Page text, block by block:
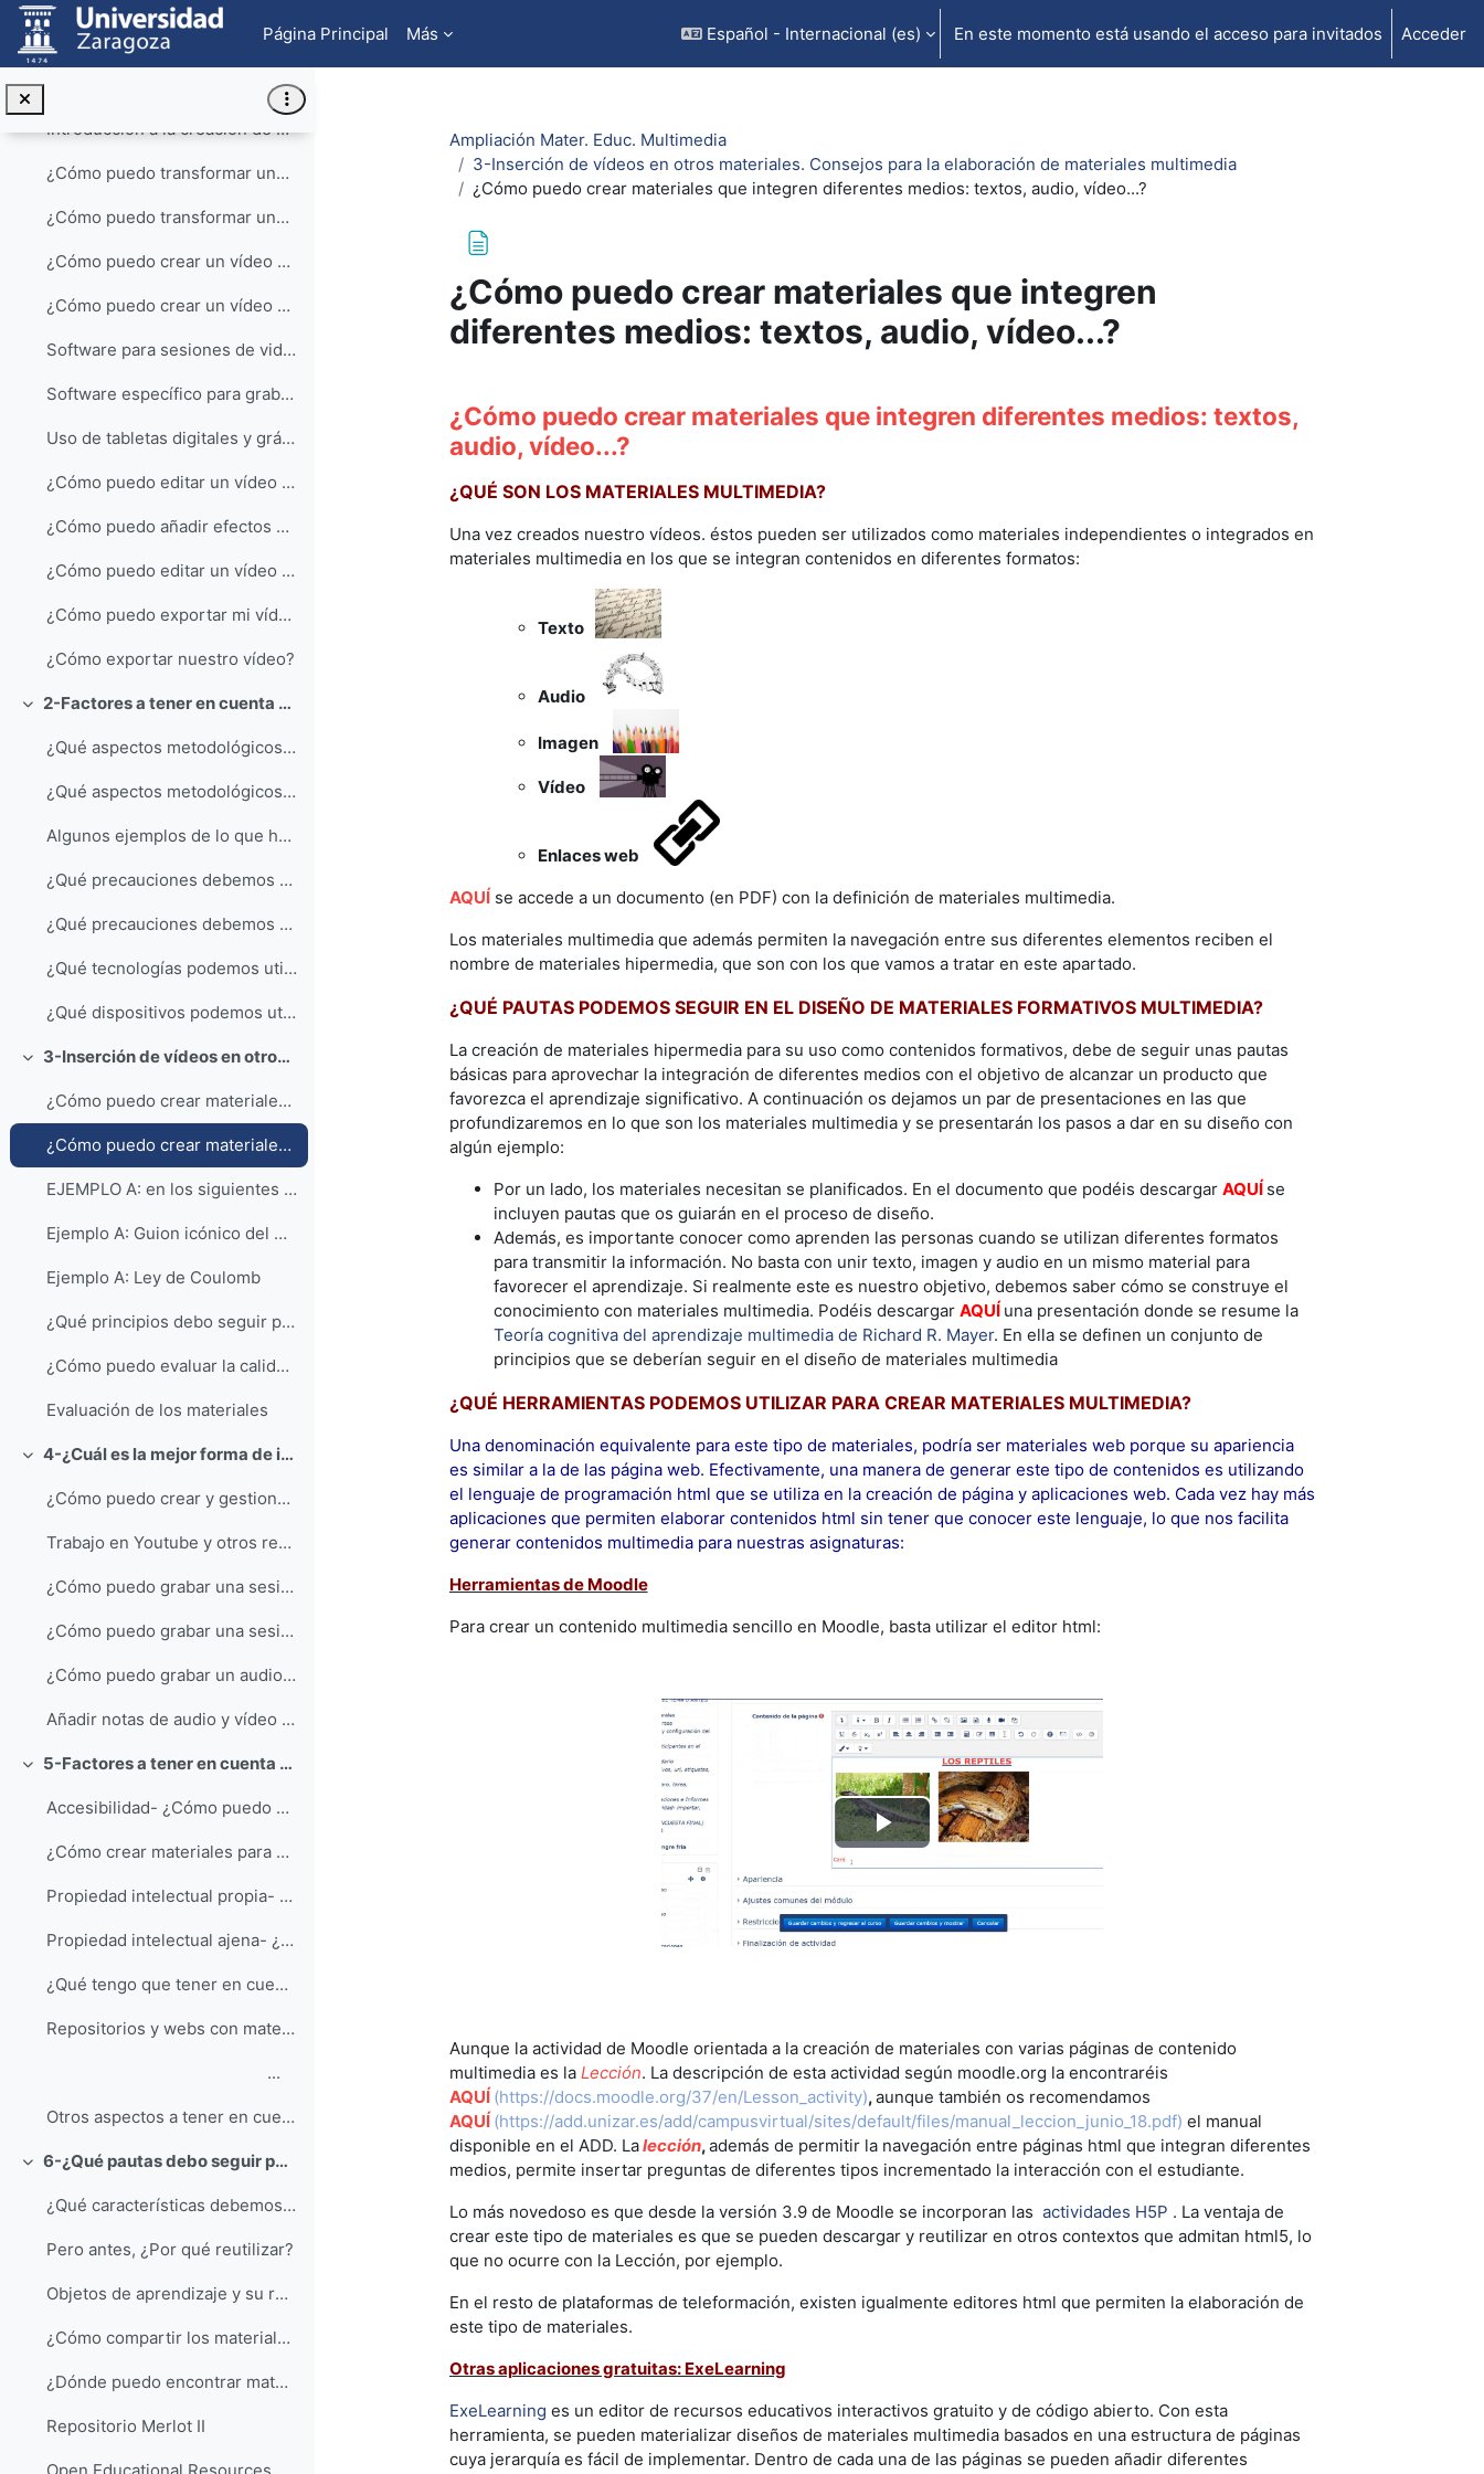
Salta al contenido principal
Página Principal
Más Español - Internacional ‎(es)‎ En este momento está usando el acceso para invitados Acceder
Cómo CITAR el material de este curso
Colapsar 1-¿Como puedo crear vídeos a partir de mis materiales digitales?
Introducción a la creación de materiales audiovisuales
¿Cómo puedo transformar una presentación .ppt en u...
¿Cómo puedo transformar una presentación .ppt en un vídeo con mi voz?
¿Cómo puedo crear un vídeo de la pantalla del orde...
¿Cómo puedo crear un vídeo de la pantalla del ordenador en el que se incluya mi voz y mi imagen con la webcam?
Software para sesiones de videoconferencia
Software específico para grabación del escritorio del ordenador
Uso de tabletas digitales y gráficas
¿Cómo puedo editar un vídeo previamente creado par...
¿Cómo puedo añadir efectos a mi vídeo?
¿Cómo puedo editar un vídeo previamente creado y añadir una locución?
¿Cómo puedo exportar mi vídeo?
¿Cómo exportar nuestro vídeo?
Colapsar 2-Factores a tener en cuenta a la hora de crear un vídeo personal o grabar una clase
¿Qué aspectos metodológicos tengo que tener en cue...
¿Qué aspectos metodológicos tengo que tener en cuenta para hacer una grabación?
Algunos ejemplos de lo que hay y no hay que hacer
¿Qué precauciones debemos tomar antes de grabar un...
¿Qué precauciones debemos tomar antes de grabar un vídeo con estudiantes u otras personas? incluir permiso de grabación
¿Qué tecnologías podemos utilizar para la grabació...
¿Qué dispositivos podemos utilizar para la grabación de nuestros vídeos personales o de una clase?
Colapsar 3-Inserción de vídeos en otros materiales. Consejos para la elaboración de materiales multimedia
¿Cómo puedo crear materiales que integren diferent...
¿Cómo puedo crear materiales que integren diferentes medios: textos, audio, vídeo...?
EJEMPLO A: en los siguientes documentos se incluye...
Ejemplo A: Guion icónico del material Ley de Coulomb
Ejemplo A: Ley de Coulomb
¿Qué principios debo seguir para facilitar el uso de estos materiales multimedia?
¿Cómo puedo evaluar la calidad de estos materiales...
Evaluación de los materiales
Colapsar 4-¿Cuál es la mejor forma de incluir un vídeo en mi curso de Moodle?
¿Cómo puedo crear y gestionar canales en YouTube? ...
Trabajo en Youtube y otros repositorios remotos
¿Cómo puedo grabar una sesión tutorial con los alu...
¿Cómo puedo grabar una sesión tutorial con los alumnos de mi asignatura dentro de mi curso Moodle?
¿Cómo puedo grabar un audio o un vídeo directament...
Añadir notas de audio y vídeo directamente en el material que generamos en Moodle
Colapsar 5-Factores a tener en cuenta a la hora de realizar materiales formativos multimedia
Accesibilidad- ¿Cómo puedo crear materiales que pu...
¿Cómo crear materiales para que puedan ser utilizados por personas con problemas visuales o de audición?
Propiedad intelectual propia- ¿Cómo puedo proteger...
Propiedad intelectual ajena- ¿Qué tengo que tener ...
¿Qué tengo que tener en cuenta para respetar la propiedad intelectual?
Repositorios y webs con materiales abiertos (Música e Imágenes)
...
Otros aspectos a tener en cuenta en la creación de materiales formativos
Colapsar 6-¿Qué pautas debo seguir para que mis materiales se puedan reutilizar?
¿Qué características debemos proporcionar a los ma...
Pero antes, ¿Por qué reutilizar?
Objetos de aprendizaje y su reutilización
¿Cómo compartir los materiales que genero en Moodle?
¿Dónde puedo encontrar materiales docentes digital...
Repositorio Merlot II
Ampliación Mater. Educ. Multimedia
3-Inserción de vídeos en otros materiales. Consejos para la elaboración de materiales multimedia
¿Cómo puedo crear materiales que integren diferentes medios: textos, audio, vídeo...?
¿Cómo puedo crear materiales que integren
diferentes medios: textos, audio, vídeo...?
¿Cómo puedo crear materiales que integren diferentes medios: textos,
audio, vídeo...?
¿QUÉ SON LOS MATERIALES MULTIMEDIA?
Una vez creados nuestro vídeos. éstos pueden ser utilizados como materiales independientes o integrados en
materiales multimedia en los que se integran contenidos en diferentes formatos:
Texto
Audio
Imagen
Vídeo
Enlaces web
AQUÍ se accede a un documento (en PDF) con la definición de materiales multimedia.
Los materiales multimedia que además permiten la navegación entre sus diferentes elementos reciben el
nombre de materiales hipermedia, que son con los que vamos a tratar en este apartado.
¿QUÉ PAUTAS PODEMOS SEGUIR EN EL DISEÑO DE MATERIALES FORMATIVOS MULTIMEDIA?
La creación de materiales hipermedia para su uso como contenidos formativos, debe de seguir unas pautas
básicas para aprovechar la integración de diferentes medios con el objetivo de alcanzar un producto que
favorezca el aprendizaje significativo. A continuación os dejamos un par de presentaciones en las que
profundizaremos en lo que son los materiales multimedia y se presentarán los pasos a dar en su diseño con
algún ejemplo:
Por un lado, los materiales necesitan se planificados. En el documento que podéis descargar AQUÍ se
incluyen pautas que os guiarán en el proceso de diseño.
Además, es importante conocer como aprenden las personas cuando se utilizan diferentes formatos
para transmitir la información. No basta con unir texto, imagen y audio en un mismo material para
favorecer el aprendizaje. Si realmente este es nuestro objetivo, debemos saber cómo se construye el
conocimiento con materiales multimedia. Podéis descargar AQUÍ una presentación donde se resume la
Teoría cognitiva del aprendizaje multimedia de Richard R. Mayer. En ella se definen un conjunto de
principios que se deberían seguir en el diseño de materiales multimedia
¿QUÉ HERRAMIENTAS PODEMOS UTILIZAR PARA CREAR MATERIALES MULTIMEDIA?
Una denominación equivalente para este tipo de materiales, podría ser materiales web porque su apariencia
es similar a la de las página web. Efectivamente, una manera de generar este tipo de contenidos es utilizando
el lenguaje de programación html que se utiliza en la creación de página y aplicaciones web. Cada vez hay más
aplicaciones que permiten elaborar contenidos html sin tener que conocer este lenguaje, lo que nos facilita
generar contenidos multimedia para nuestras asignaturas:
Herramientas de Moodle
Para crear un contenido multimedia sencillo en Moodle, basta utilizar el editor html:
Reproducir
Aunque la actividad de Moodle orientada a la creación de materiales con varias páginas de contenido
multimedia es la Lección. La descripción de esta actividad según moodle.org la encontraréis
AQUÍ (https://docs.moodle.org/37/en/Lesson_activity),aunque también os recomendamos
AQUÍ (https://add.unizar.es/add/campusvirtual/sites/default/files/manual_leccion_junio_18.pdf) el manual
disponible en el ADD. Lalección,además de permitir la navegación entre páginas html que integran diferentes
medios, permite insertar preguntas de diferentes tipos incrementado la interacción con el estudiante.
Lo más novedoso es que desde la versión 3.9 de Moodle se incorporan las actividades H5P . La ventaja de
crear este tipo de materiales es que se pueden descargar y reutilizar en otros contextos que admitan html5, lo
que no ocurre con la Lección, por ejemplo.
En el resto de plataformas de teleformación, existen igualmente editores html que permiten la elaboración de
este tipo de materiales.
Otras aplicaciones gratuitas: ExeLearning
ExeLearning es un editor de recursos educativos interactivos gratuito y de código abierto. Con esta
herramienta, se pueden materializar diseños de materiales multimedia basados en una estructura de páginas
cuya jerarquía es fácil de implementar. Dentro de cada una de las páginas se pueden añadir diferentes